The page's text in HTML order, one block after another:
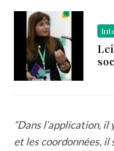
“Dans l’application,
et les coordonnées, il